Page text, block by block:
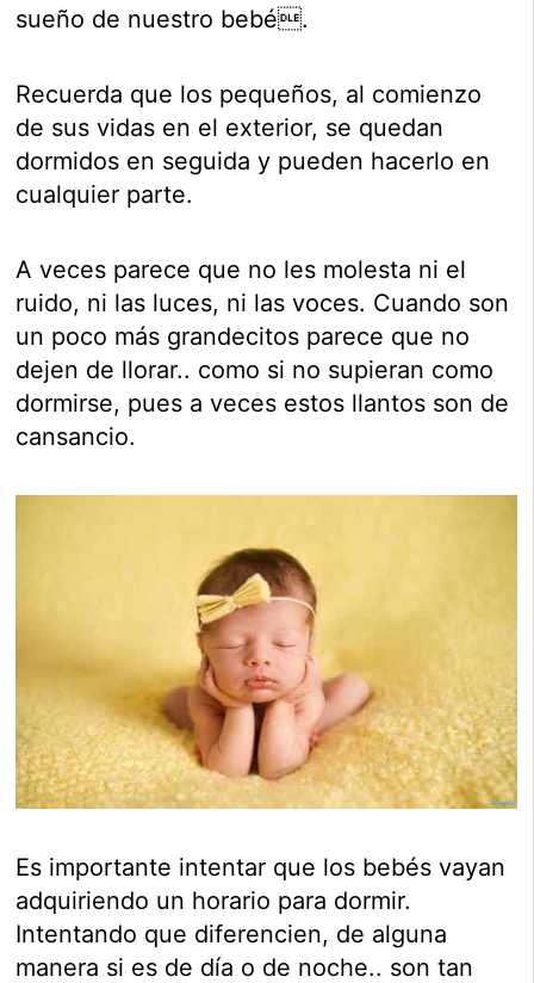
sueño de nuestro bebé.
Recuerda que los pequeños, al comienzo
de sus vidas en el exterior, se quedan
dormidos en seguida y pueden hacerlo en
cualquier parte.
A veces parece que no les molesta ni el
ruido, ni las luces, ni las voces. Cuando son
un poco más grandecitos parece que no
dejen de llorar.. como si no supieran como
dormirse, pues a veces estos llantos son de
cansancio.
Es importante intentar que los bebés vayan
adquiriendo un horario para dormir.
Intentando que diferencien, de alguna
manera si es de día o de noche.. son tan